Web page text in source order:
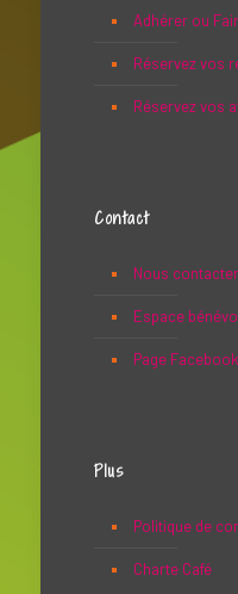
Adhérer ou
Réservez vos
Réservez vos
Contact
Nous contacter
Espace
Page Facebook
Plus
Politique de
Charte Café